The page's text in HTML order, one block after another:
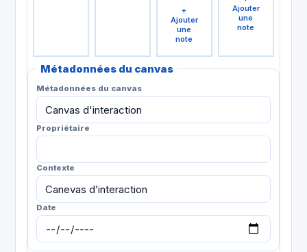
+
Ajouter
une
note
Ajouter
une
note
Métadonnées du canvas
Métadonnées du canvas
Propriétaire
Contexte
Date